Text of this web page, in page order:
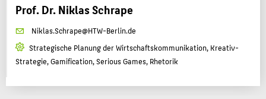
Prof. Dr. Niklas Schrape
Niklas.Schrape@HTW-Berlin.de
Strategische Planung der Wirtschaftskommunikation, Kreativ-
Strategie, Gamification, Serious Games, Rhetorik